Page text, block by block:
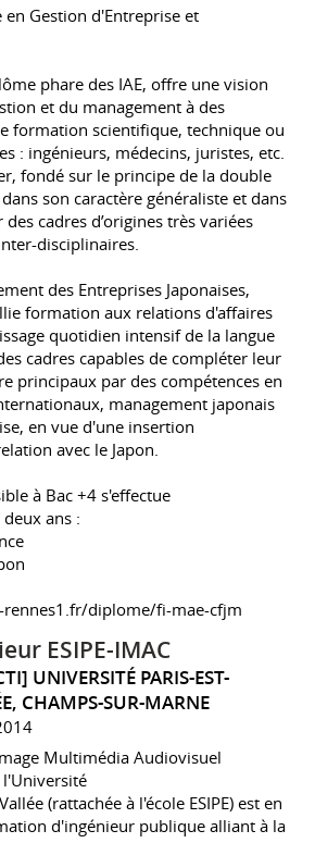
Gestion d'Entreprise et
phare des IAE, offre une vision
et du management à des
formation scientifique, technique ou
: ingénieurs, médecins, juristes, etc.
fondé sur le principe de la double
son caractère généraliste et dans
cadres d’origines très variées
disciplinaires.
des Entreprises Japonaises,
formation aux relations d'affaires
quotidien intensif de la langue
cadres capables de compléter leur
principaux par des compétences en
management japonais
en vue d'une insertion
avec le Japon.
à Bac +4 s'effectue
ans :
diplome/fi-mae-cfjm
ESIPE-IMAC
UNIVERSITÉ PARIS-EST-
CHAMPS-SUR-MARNE
Multimédia Audiovisuel
(rattachée à l'école ESIPE) est en
d'ingénieur publique alliant à la